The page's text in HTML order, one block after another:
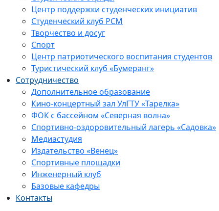
Центр поддержки студенческих инициатив
Студенческий клуб РСМ
Творчество и досуг
Спорт
Центр патриотического воспитания студентов
Туристический клуб «Бумеранг»
Сотрудничество
Дополнительное образование
Кино-концертный зал УлГТУ «Тарелка»
ФОК с бассейном «Северная волна»
Спортивно-оздоровительный лагерь «Садовка»
Медиастудия
Издательство «Венец»
Спортивные площадки
Инженерный клуб
Базовые кафедры
Контакты